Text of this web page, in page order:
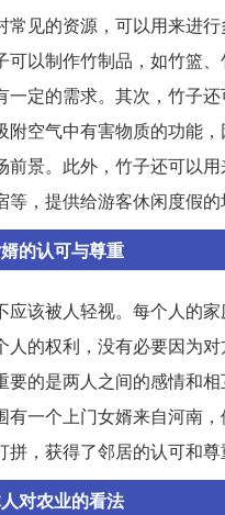
常见的资源，可以用来进行
可以制作竹制品，如竹篮
一定的需求。其次，竹子
附空气中有害物质的功能
前景。此外，竹子还可以
等，提供给游客休闲度假的
的认可与尊重
应该被人轻视。每个人的
人的权利，没有必要因为
要的是两人之间的感情和
有一个上门女婿来自河南
拼，获得了邻居的认可和尊
对农业的看法